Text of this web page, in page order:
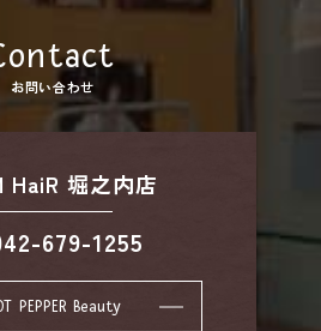
お問い合わせ
HaiR 堀之内店
679-1255
PEPPER Beauty